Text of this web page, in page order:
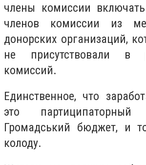
члены комиссии
членов комиссии из
донорских организаций,
не присутствовали в
комиссий.
Единственное, что
это
Громадський бюджет, и
колоду.